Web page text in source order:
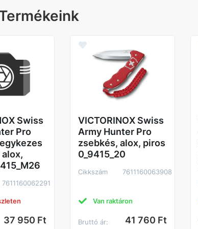
Swiss
Pro
7611160062291
37 950 Ft
VICTORINOX Swiss
Army Hunter Pro
zsebkés, alox, piros
0_9415_20
Cikkszám 7611160063908
Van raktáron
Bruttó ár: 41 760 Ft